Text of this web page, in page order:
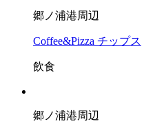
郷ノ浦港周辺
Coffee&Pizza チップス
飲食
郷ノ浦港周辺